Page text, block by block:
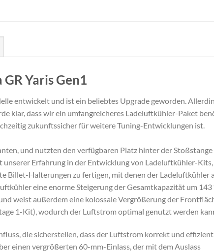
Yaris Gen1
entwickelt und ist ein beliebtes Upgrade geworden.
klar, dass wir ein umfangreicheres Ladeluftkühler-Paket
zukunftssicher für weitere Tuning-Entwicklungen ist.
und nutzten den verfügbaren Platz hinter der Stoßstange
Erfahrung in der Entwicklung von Ladeluftkühler-
Billet-Halterungen zu fertigen, mit denen der Ladeluftkühler
eine enorme Steigerung der Gesamtkapazität um 143
weist außerdem eine kolossale Vergrößerung der
1-Kit), wodurch der Luftstrom optimal genutzt werden
die sicherstellen, dass der Luftstrom korrekt und effizient
einen vergrößerten 60-mm-Einlass, der mit dem Auslass